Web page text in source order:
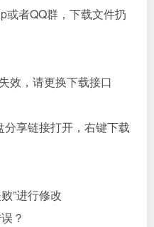
或者QQ群，下载文件扔
效，请更换下载接口
享链接打开，右键下载
”进行修改
？